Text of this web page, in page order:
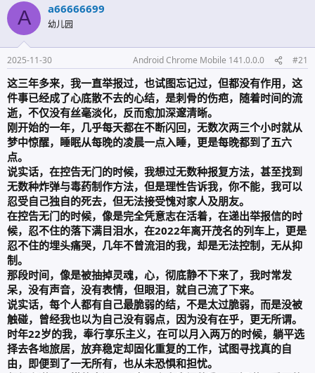
A a66666699
幼儿园
2025-11-30 Android Chrome Mobile 141.0.0.0 #21
这三年多来，我一直举报过，也试图忘记过，但都没有作用，这
件事已经成了心底散不去的心结，是刺骨的伤疤，随着时间的流
逝，不仅没有丝毫淡化，反而愈加深邃清晰。
刚开始的一年，几乎每天都在不断闪回，无数次两三个小时就从
梦中惊醒，睡眠从每晚的凌晨一点入睡，更是每晚都到了五六
点。
说实话，在控告无门的时候，我想过无数种报复方法，甚至找到
无数种炸弹与毒药制作方法，但是理性告诉我，你不能，我可以
忍受自己独自的死去，但无法接受愧对家人及朋友。
在控告无门的时候，像是完全凭意志在活着，在递出举报信的时
候，忍不住的落下满目泪水，在2022年离开茂名的列车上，更是
忍不住的埋头痛哭，几年不曾流泪的我，却是无法控制，无从抑
制。
那段时间，像是被抽掉灵魂，心，彻底静不下来了，我时常发
呆，没有声音，没有表情，但眼泪，就自己流了下来。
说实话，每个人都有自己最脆弱的结，不是太过脆弱，而是没被
触碰，曾经我也以为自己没有弱点，因为没有在乎，更无所谓。
时年22岁的我，奉行享乐主义，在可以月入两万的时候，躺平选
择去各地旅居，放弃稳定却固化重复的工作，试图寻找真的自
由，即便到了一无所有，也从未恐惧和担忧。